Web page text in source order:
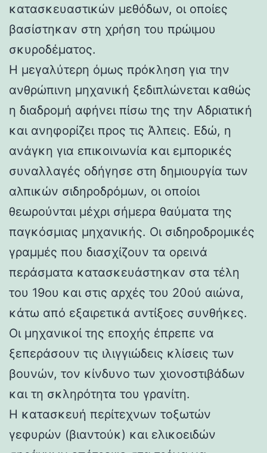
κατασκευαστικών μεθόδων, οι οποίες
βασίστηκαν στη χρήση του πρώιμου
σκυροδέματος.
Η μεγαλύτερη όμως πρόκληση για την
ανθρώπινη μηχανική ξεδιπλώνεται καθώς
η διαδρομή αφήνει πίσω της την Αδριατική
και ανηφορίζει προς τις Άλπεις. Εδώ, η
ανάγκη για επικοινωνία και εμπορικές
συναλλαγές οδήγησε στη δημιουργία των
αλπικών σιδηροδρόμων, οι οποίοι
θεωρούνται μέχρι σήμερα θαύματα της
παγκόσμιας μηχανικής. Οι σιδηροδρομικές
γραμμές που διασχίζουν τα ορεινά
περάσματα κατασκευάστηκαν στα τέλη
του 19ου και στις αρχές του 20ού αιώνα,
κάτω από εξαιρετικά αντίξοες συνθήκες.
Οι μηχανικοί της εποχής έπρεπε να
ξεπεράσουν τις ιλιγγιώδεις κλίσεις των
βουνών, τον κίνδυνο των χιονοστιβάδων
και τη σκληρότητα του γρανίτη.
Η κατασκευή περίτεχνων τοξωτών
γεφυρών (βιαντούκ) και ελικοειδών